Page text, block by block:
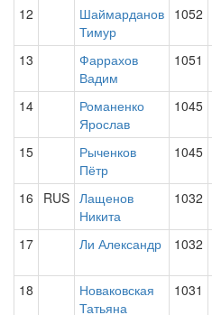
12
Шаймарданов
Тимур
1052
13
Фаррахов
Вадим
1051
14
Романенко
Ярослав
1045
15
Рыченков
Пётр
1045
16 RUS Лащенов
Никита
1032
17 Ли Александр 1032
18
Новаковская
Татьяна
1031